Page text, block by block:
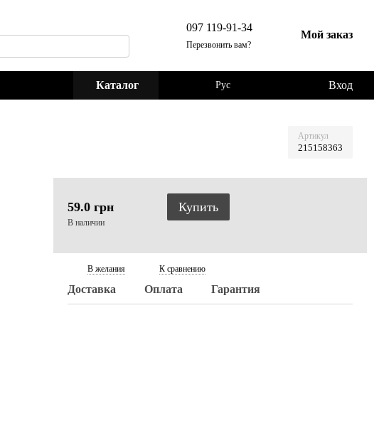
097 119-91-34
Перезвонить вам?
Мой заказ
Каталог Рус Вход
Артикул
215158363
59.0 грн
В наличии
Купить
В желания К сравнению
Доставка Оплата Гарантия